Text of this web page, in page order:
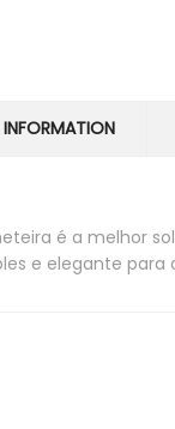
é a melhor
e elegante para